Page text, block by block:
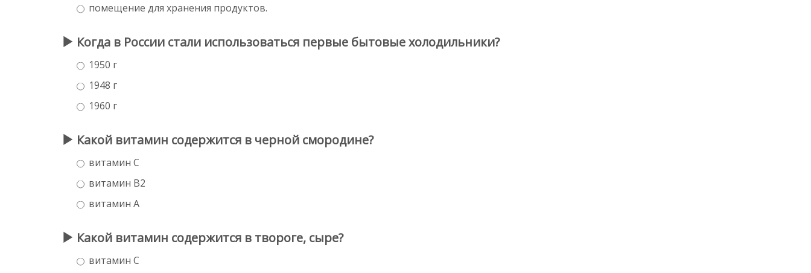
помещение для хранения продуктов.
Когда в России стали использоваться первые бытовые холодильники?
1950 г
1948 г
1960 г
Какой витамин содержится в черной смородине?
витамин С
витамин В2
витамин А
Какой витамин содержится в твороге, сыре?
витамин С